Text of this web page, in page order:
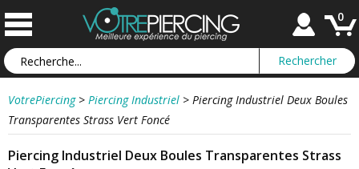
0
VotrePiercing > Piercing Industriel > Piercing Industriel Deux Boules
Transparentes Strass Vert Foncé
Piercing Industriel Deux Boules Transparentes Strass